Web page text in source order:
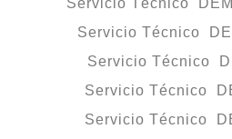
Servicio Técnico
Servicio Técnico
Servicio Técnico
Servicio Técnico